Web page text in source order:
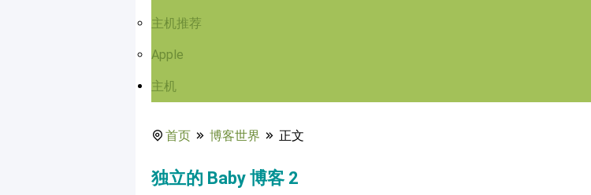
主机推荐
Apple
主机
首页 博客世界 正文
独立的 Baby 博客 2